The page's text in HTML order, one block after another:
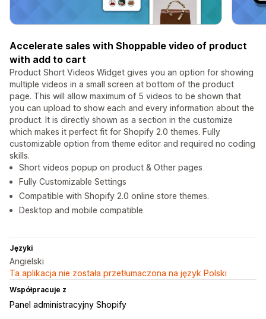
Accelerate sales with Shoppable video of product
with add to cart
Product Short Videos Widget gives you an option for showing
multiple videos in a small screen at bottom of the product
page. This will allow maximum of 5 videos to be shown that
you can upload to show each and every information about the
product. It is directly shown as a section in the customize
which makes it perfect fit for Shopify 2.0 themes. Fully
customizable option from theme editor and required no coding
skills.
Short videos popup on product & Other pages
Fully Customizable Settings
Compatible with Shopify 2.0 online store themes.
Desktop and mobile compatible
Języki
Angielski
Ta aplikacja nie została przetłumaczona na język Polski
Współpracuje z
Panel administracyjny Shopify